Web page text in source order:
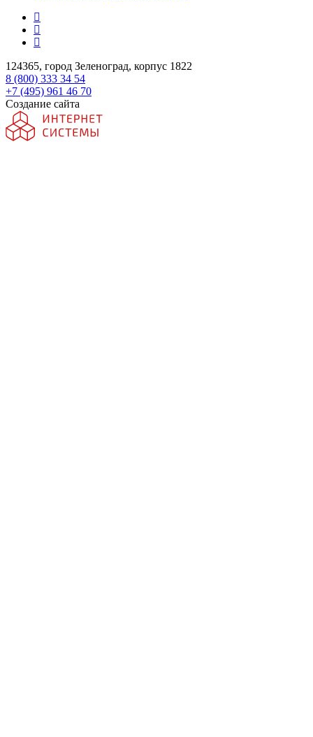
124365, город Зеленоград, корпус 1822
8 (800) 333 34 54
+7 (495) 961 46 70
Создание сайта